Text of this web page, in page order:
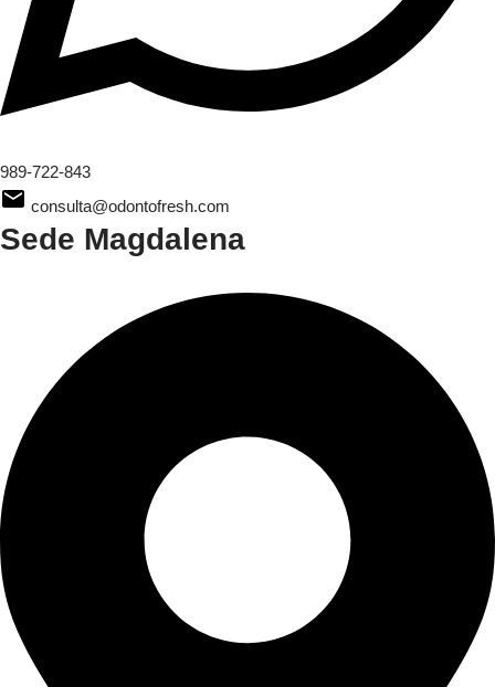
989-722-843
consulta@odontofresh.com
Sede Magdalena